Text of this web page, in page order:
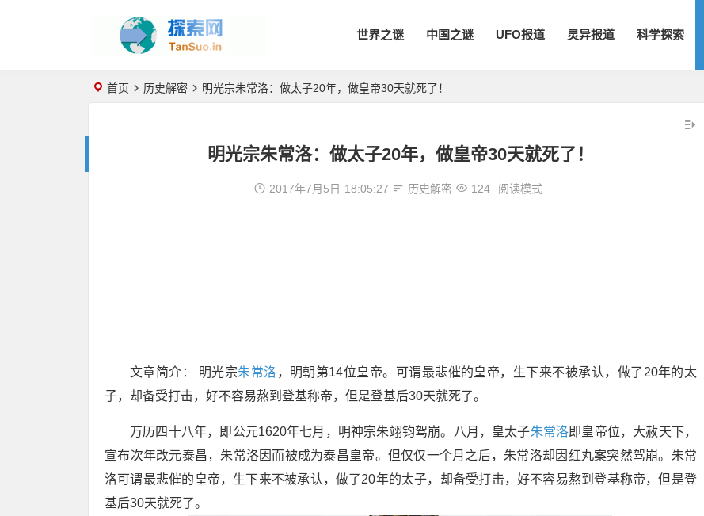
世界之谜 中国之谜 UFO报道 灵异报道 科学探索
首页 历史解密 明光宗朱常洛：做太子20年，做皇帝30天就死了！
明光宗朱常洛：做太子20年，做皇帝30天就死了！
2017年7月5日 18:05:27 历史解密 124 阅读模式
文章简介： 明光宗朱常洛，明朝第14位皇帝。可谓最悲催的皇帝，生下来不被承认，做了20年的太
子，却备受打击，好不容易熬到登基称帝，但是登基后30天就死了。
万历四十八年，即公元1620年七月，明神宗朱翊钧驾崩。八月，皇太子朱常洛即皇帝位，大赦天下，
宣布次年改元泰昌，朱常洛因而被成为泰昌皇帝。但仅仅一个月之后，朱常洛却因红丸案突然驾崩。朱常
洛可谓最悲催的皇帝，生下来不被承认，做了20年的太子，却备受打击，好不容易熬到登基称帝，但是登
基后30天就死了。